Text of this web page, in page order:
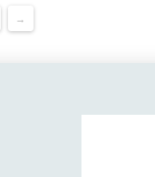
→